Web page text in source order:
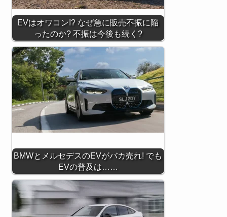
EVはオワコン!? なぜ急に販売不振に陥
ったのか? 不振は今後も続く?
BMWとメルセデスのEVがバカ売れ! でも
EVの普及は……